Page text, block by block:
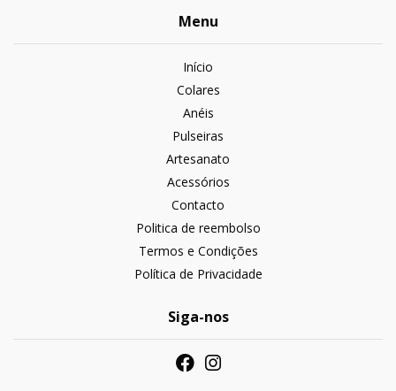
Menu
Início
Colares
Anéis
Pulseiras
Artesanato
Acessórios
Contacto
Politica de reembolso
Termos e Condições
Política de Privacidade
Siga-nos